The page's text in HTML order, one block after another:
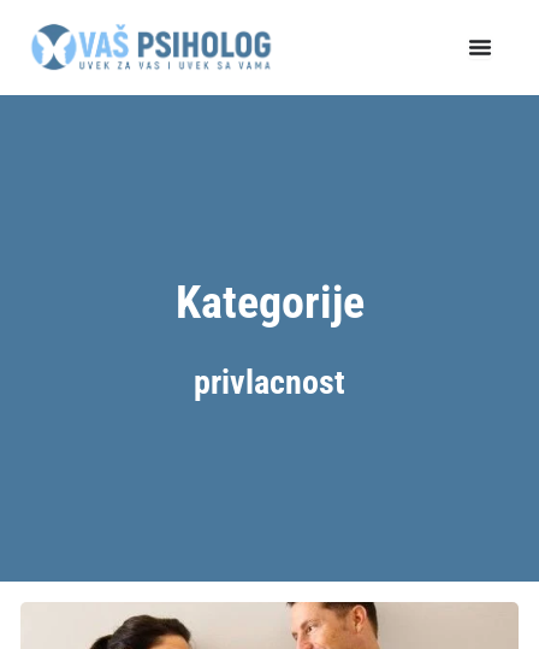
Kategorije
privlacnost